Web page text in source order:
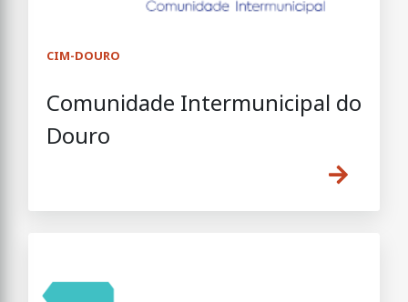
CIM-DOURO
Comunidade Intermunicipal do
Douro